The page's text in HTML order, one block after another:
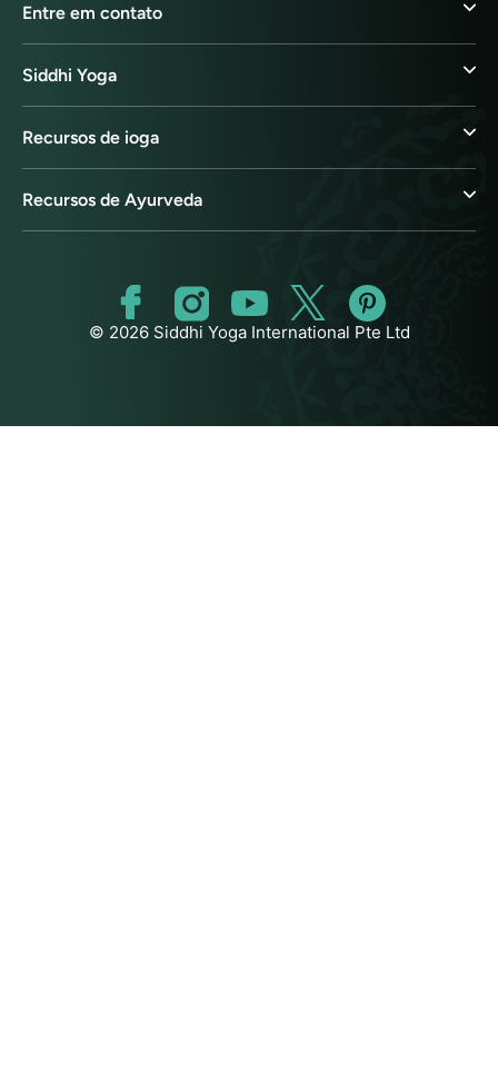
Entre em contato
Siddhi Yoga
Recursos de ioga
Recursos de Ayurveda
© 2026 Siddhi Yoga International Pte Ltd